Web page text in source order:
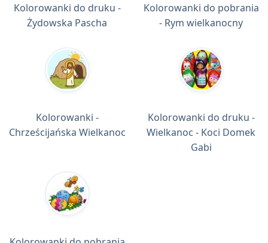
Kolorowanki do druku -
Żydowska Pascha
Kolorowanki do pobrania
- Rym wielkanocny
Kolorowanki -
Chrześcijańska Wielkanoc
Kolorowanki do druku -
Wielkanoc - Koci Domek
Gabi